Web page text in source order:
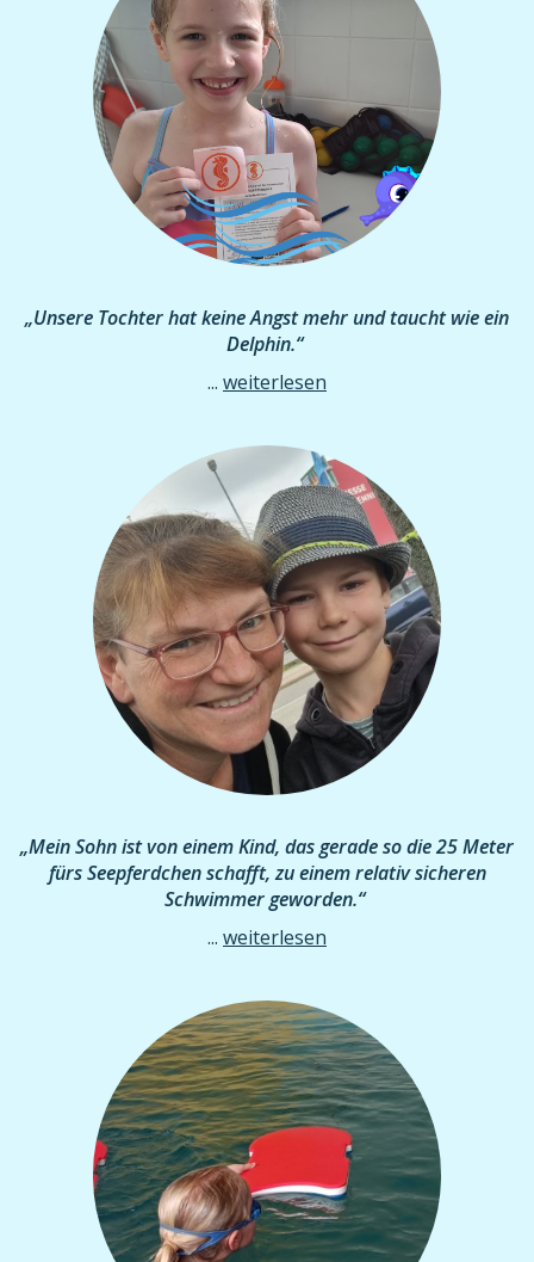
„Unsere Tochter hat keine Angst mehr und taucht wie ein
Delphin.“
... weiterlesen
„Mein Sohn ist von einem Kind, das gerade so die 25 Meter
fürs Seepferdchen schafft, zu einem relativ sicheren
Schwimmer geworden.“
... weiterlesen